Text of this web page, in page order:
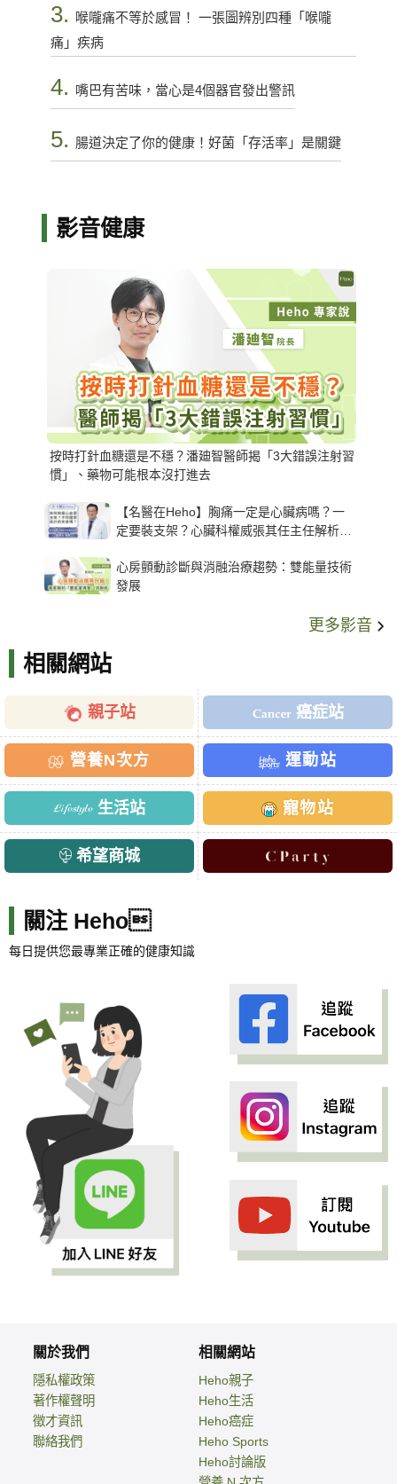
3. 喉嚨痛不等於感冒！ 一張圖辨別四種「喉嚨
痛」疾病
4. 嘴巴有苦味，當心是4個器官發出警訊
5. 腸道決定了你的健康！好菌「存活率」是關鍵
影音健康
按時打針血糖還是不穩？潘廸智醫師揭「3大錯誤注射習
慣」、藥物可能根本沒打進去
【名醫在Heho】胸痛一定是心臟病嗎？一
定要裝支架？心臟科權威張其任主任解析支
心房顫動診斷與消融治療趨勢：雙能量技術
發展
更多影音
相關網站
親子站 癌症站
營養N次方 運動站
生活站 寵物站
希望商城
關注 Heho
每日提供您最專業正確的健康知識
關於我們
隱私權政策
著作權聲明
徵才資訊
聯絡我們
相關網站
Heho親子
Heho生活
Heho癌症
Heho Sports
Heho討論版